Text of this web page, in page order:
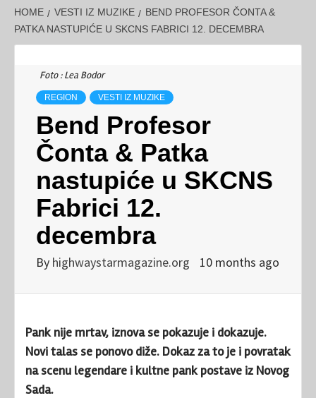
HOME VESTI IZ MUZIKE
BEND PROFESOR ČONTA &
PATKA NASTUPIĆE U SKCNS FABRICI 12. DECEMBRA
Foto : Lea Bodor
REGION VESTI IZ MUZIKE
Bend Profesor
Čonta & Patka
nastupiće u SKCNS
Fabrici 12.
decembra
By highwaystarmagazine.org 10 months ago
Pank nije mrtav, iznova se pokazuje i dokazuje.
Novi talas se ponovo diže. Dokaz za to je i povratak
na scenu legendare i kultne pank postave iz Novog
Sada.